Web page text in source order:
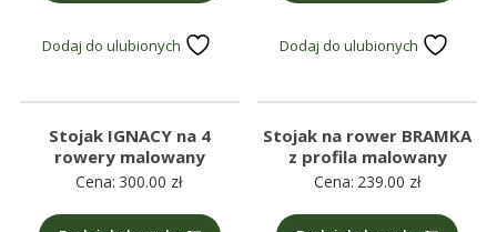
Dodaj do ulubionych Dodaj do ulubionych
Stojak IGNACY na 4
rowery malowany
Cena: 300.00 zł
Stojak na rower BRAMKA
z profila malowany
Cena: 239.00 zł